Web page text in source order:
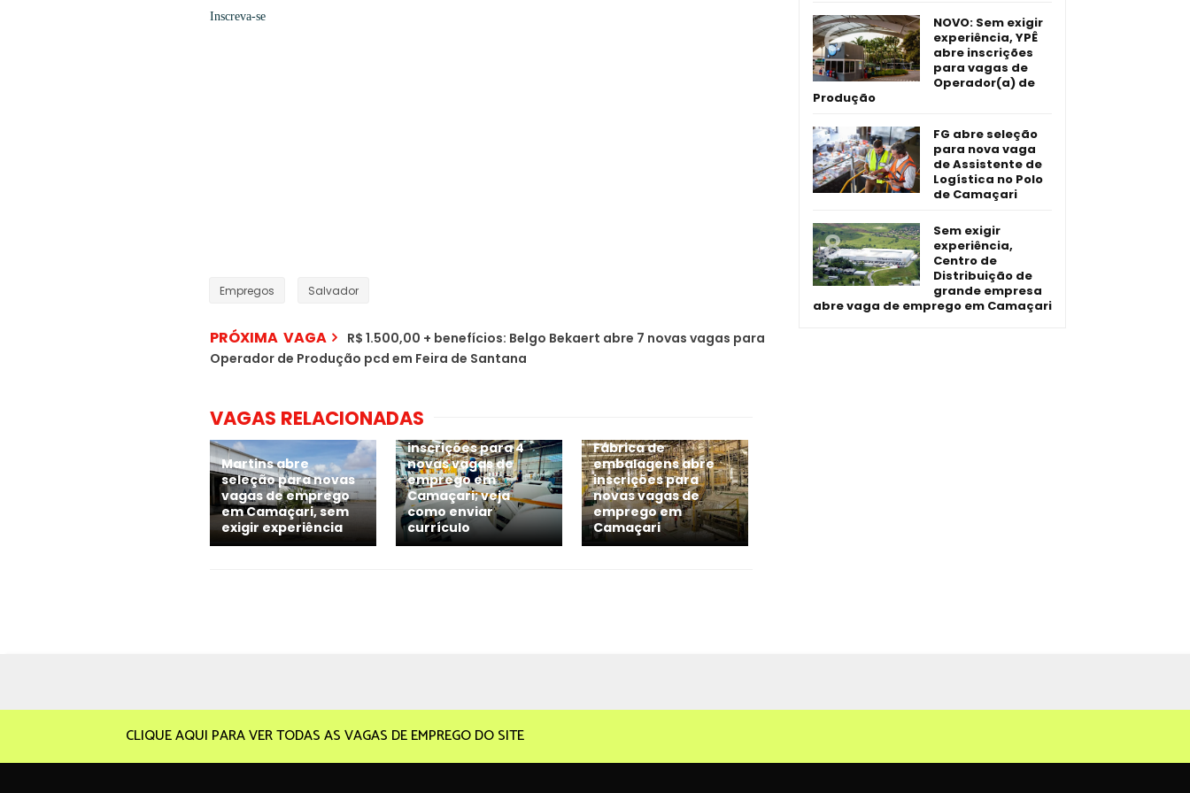
Inscreva-se
Empregos Salvador
PRÓXIMA VAGA
R$ 1.500,00 + benefícios: Belgo Bekaert abre 7 novas vagas para
Operador de Produção pcd em Feira de Santana
VAGAS RELACIONADAS
Martins abre
seleção para novas
vagas de emprego
em Camaçari, sem
exigir experiência
inscrições para 4
novas vagas de
emprego em
Camaçari; veja
como enviar
currículo
Fábrica de
embalagens abre
inscrições para
novas vagas de
emprego em
Camaçari
NOVO: Sem exigir
experiência, YPÊ
abre inscrições
para vagas de
Operador(a) de
Produção
FG abre seleção
para nova vaga
de Assistente de
Logística no Polo
de Camaçari
Sem exigir
experiência,
Centro de
Distribuição de
grande empresa
abre vaga de emprego em Camaçari
CLIQUE AQUI PARA VER TODAS AS VAGAS DE EMPREGO DO SITE